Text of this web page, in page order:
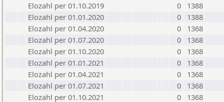
Elozahl per 01.10.2019
0
1388
Elozahl per 01.01.2020
0
1388
Elozahl per 01.04.2020
0
1368
Elozahl per 01.07.2020
0
1368
Elozahl per 01.10.2020
0
1368
Elozahl per 01.01.2021
0
1368
Elozahl per 01.04.2021
0
1368
Elozahl per 01.07.2021
0
1368
Elozahl per 01.10.2021
0
1368